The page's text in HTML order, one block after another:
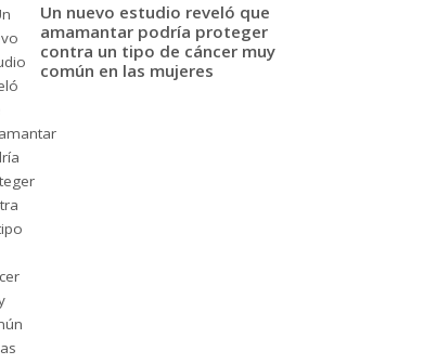
Un nuevo estudio reveló que
amamantar podría proteger
contra un tipo de cáncer muy
común en las mujeres